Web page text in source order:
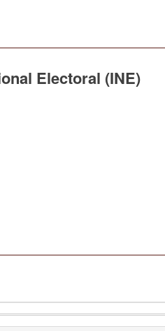
Electoral (INE)